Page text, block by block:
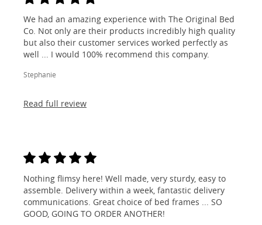
We had an amazing experience with The Original Bed
Co. Not only are their products incredibly high quality
but also their customer services worked perfectly as
well ... I would 100% recommend this company.
Stephanie
Read full review
Nothing flimsy here! Well made, very sturdy, easy to
assemble. Delivery within a week, fantastic delivery
communications. Great choice of bed frames ... SO
GOOD, GOING TO ORDER ANOTHER!